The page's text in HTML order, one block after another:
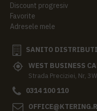
Discount progresiv
Favorite
Adresele mele
SANITO
WEST BUSINESS
Strada Preciziei, Nr,
0314 100 110